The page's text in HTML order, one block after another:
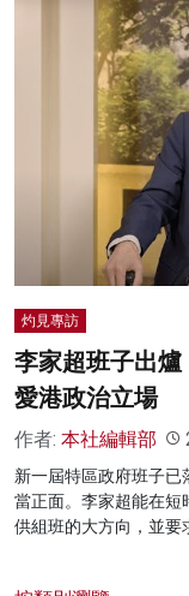
灼見活動
關於我們
灼見專訪
李家超班子出
愛港政治立場
作者: 本社編輯部
新一屆特區政府班子
當正面。李家超能在短
供組班的大方向，並要